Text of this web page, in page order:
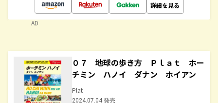
詳細を見る
AD
０７ 地球の歩き方 Ｐｌａｔ ホー
チミン ハノイ ダナン ホイアン
Plat
2024.07.04 発売